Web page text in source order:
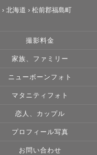
› 北海道 › 松前郡福島町
撮影料金
家族、ファミリー
ニューボーンフォト
マタニティフォト
恋人、カップル
プロフィール写真
お問い合わせ